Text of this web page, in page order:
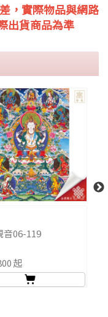
，實際物品與網路
出貨商品為準
音06-119
起